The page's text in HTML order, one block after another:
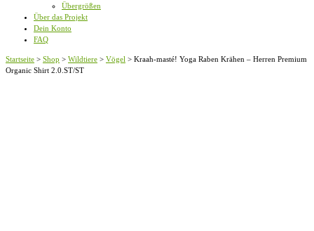
Übergrößen
Über das Projekt
Dein Konto
FAQ
Startseite > Shop > Wildtiere > Vögel > Kraah-masté! Yoga Raben Krähen – Herren Premium
Organic Shirt 2.0.ST/ST